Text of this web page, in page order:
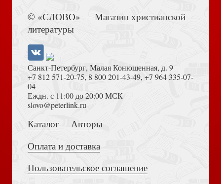
аспект
Набор желтых мини-открыток 6Х12 см Венок из роз
Толкование на Апокалипсис (Тихоний Африканский)
© «СЛОВО» — Магазин христианской
литературы
Санкт-Петербург, Малая Конюшенная, д. 9
+7 812 571-20-75, 8 800 201-43-49, +7 964 335-07-
04
Еждн. с 11:00 до 20:00 МСК
slovo@peterlink.ru
Каталог
Авторы
Оплата и доставка
Пользовательское соглашение